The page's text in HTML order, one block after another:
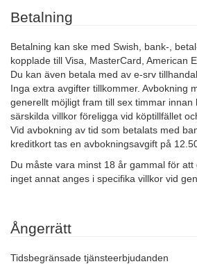
Betalning
Betalning kan ske med Swish, bank-,
kopplade till Visa, MasterCard, American
Du kan även betala med av e-srv
Inga extra avgifter tillkommer. Avbokning
generellt möjligt fram till sex timmar innan
särskilda villkor föreligga vid köptillfället
Vid avbokning av tid som betalats med
kreditkort tas en avbokningsavgift på
Du måste vara minst 18 år gammal för
inget annat anges i specifika villkor vid
Ångerrätt
Tidsbegränsade tjänsteerbjudanden